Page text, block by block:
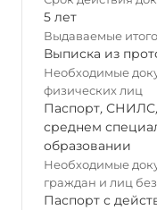
5 лет
Выдаваемые
Выписка из
Необходимые
физических лиц
Паспорт, СНИЛС,
среднем
образовании
Необходимые
граждан и лиц
Паспорт с